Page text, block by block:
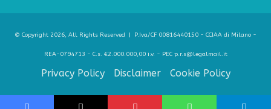
© Copyright 2026, All Rights Reserved | P.Iva/CF 00816440150 - CCIAA di Milano -
REA-0794713 - C.s. €2.000.000,00 i.v. - PEC p.r.s@legalmail.it
Privacy Policy Disclaimer Cookie Policy